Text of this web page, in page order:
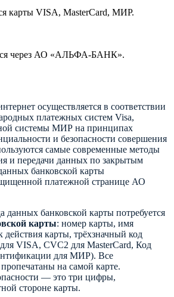
карты VISA, MasterCard, МИР.
через АО «АЛЬФА-БАНК».
осуществляется в соответствии
платежных систем Visa,
системы МИР на принципах
и безопасности совершения
самые современные методы
и передачи данных по закрытым
банковской карты
платежной странице АО
данных банковской карты потребуется
карты: номер карты, имя
действия карты, трёхзначный код
VISA, CVC2 для MasterCard, Код
для МИР). Все
на самой карте.
— это три цифры,
стороне карты.